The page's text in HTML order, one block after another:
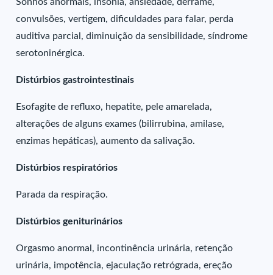
convulsões, vertigem, dificuldades para falar, perda
auditiva parcial, diminuição da sensibilidade, síndrome
serotoninérgica.
Distúrbios gastrointestinais
Esofagite de refluxo, hepatite, pele amarelada,
alterações de alguns exames (bilirrubina, amilase,
enzimas hepáticas), aumento da salivação.
Distúrbios respiratórios
Parada da respiração.
Distúrbios geniturinários
Orgasmo anormal, incontinência urinária, retenção
urinária, impotência, ejaculação retrógrada, ereção